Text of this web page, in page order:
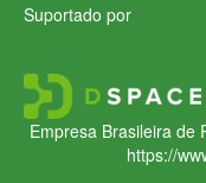
Suportado por
Empresa Brasileira de
https://